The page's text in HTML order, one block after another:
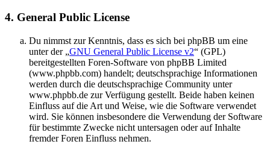
4. General Public License
Du nimmst zur Kenntnis, dass es sich bei phpBB um eine
unter der „GNU General Public License v2“ (GPL)
bereitgestellten Foren-Software von phpBB Limited
(www.phpbb.com) handelt; deutschsprachige Informationen
werden durch die deutschsprachige Community unter
www.phpbb.de zur Verfügung gestellt. Beide haben keinen
Einfluss auf die Art und Weise, wie die Software verwendet
wird. Sie können insbesondere die Verwendung der Software
für bestimmte Zwecke nicht untersagen oder auf Inhalte
fremder Foren Einfluss nehmen.